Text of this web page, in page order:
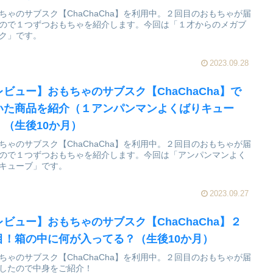
ゃのサブスク【ChaChaCha】を利用中。２回目のおもちゃが届
で１つずつおもちゃを紹介します。今回は「１才からのメガブ
」です。
2023.09.28
ビュー】おもちゃのサブスク【ChaChaCha】で
た商品を紹介（１アンパンマンよくばりキュー
（生後10か月）
ゃのサブスク【ChaChaCha】を利用中。２回目のおもちゃが届
で１つずつおもちゃを紹介します。今回は「アンパンマンよく
ューブ」です。
2023.09.27
ビュー】おもちゃのサブスク【ChaChaCha】２
！箱の中に何が入ってる？（生後10か月）
ゃのサブスク【ChaChaCha】を利用中。２回目のおもちゃが届
たので中身をご紹介！